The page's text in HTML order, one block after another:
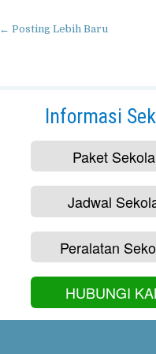
← Posting Lebih Baru
Informasi
Paket
Jadwal
Peralatan
HUBUNGI